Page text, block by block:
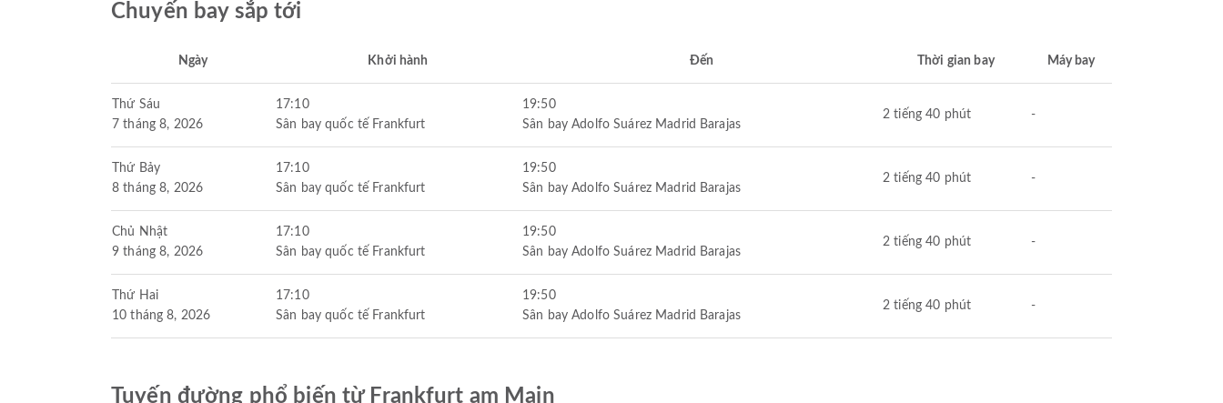
Chuyến bay sắp tới
Ngày Khởi hành Đến Thời gian bay Máy bay
Thứ Sáu
7 tháng 8, 2026
17:10
Sân bay quốc tế Frankfurt
19:50
Sân bay Adolfo Suárez Madrid Barajas
2 tiếng 40 phút -
Thứ Bảy
8 tháng 8, 2026
17:10
Sân bay quốc tế Frankfurt
19:50
Sân bay Adolfo Suárez Madrid Barajas
2 tiếng 40 phút -
Chủ Nhật
9 tháng 8, 2026
17:10
Sân bay quốc tế Frankfurt
19:50
Sân bay Adolfo Suárez Madrid Barajas
2 tiếng 40 phút -
Thứ Hai
10 tháng 8, 2026
17:10
Sân bay quốc tế Frankfurt
19:50
Sân bay Adolfo Suárez Madrid Barajas
2 tiếng 40 phút -
Tuyến đường phổ biến từ Frankfurt am Main